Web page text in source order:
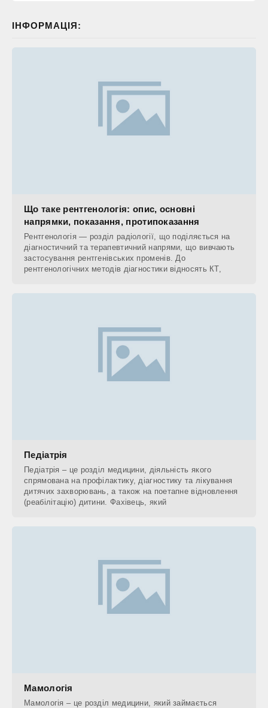
ІНФОРМАЦІЯ:
Що таке рентгенологія: опис, основні
напрямки, показання, протипоказання
Рентгенологія — розділ радіології, що поділяється на
діагностичний та терапевтичний напрями, що вивчають
застосування рентгенівських променів. До
рентгенологічних методів діагностики відносять КТ,
Педіатрія
Педіатрія – це розділ медицини, діяльність якого
спрямована на профілактику, діагностику та лікування
дитячих захворювань, а також на поетапне відновлення
(реабілітацію) дитини. Фахівець, який
Мамологія
Мамологія – це розділ медицини, який займається